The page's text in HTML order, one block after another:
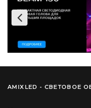
Ремонт
согласованию.
AMIXLED - СВЕТОВОЕ